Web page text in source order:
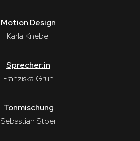
Motion Design
Karla Knebel
Sprecher:in
Franziska Grün
Tonmischung
Sebastian Stoer